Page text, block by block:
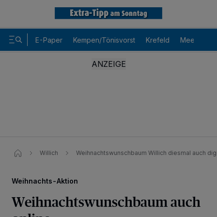
E-Paper Kempen/Tönisvorst Krefeld Meerbusch
Willich Weihnachtswunschbaum Willich diesmal auch
Weihnachts-Aktion
Weihnachtswunschbaum auch